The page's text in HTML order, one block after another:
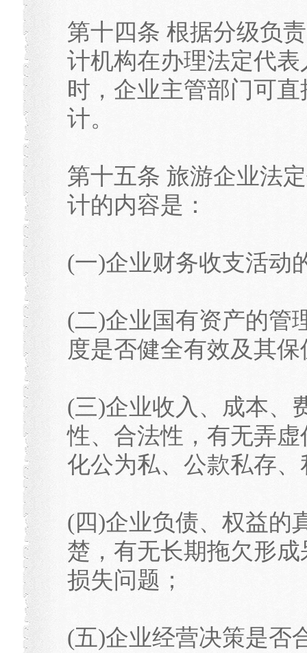
第十四条 根据分级负
计机构在办理法定代
时，企业主管部门可
计。
第十五条 旅游企业法
计的内容是：
(一)企业财务收支活动
(二)企业国有资产的管
度是否健全有效及其
(三)企业收入、成本、
性、合法性，有无弄
化公为私、公款私存
(四)企业负债、权益的
楚，有无长期拖欠形
损失问题；
(五)企业经营决策是否